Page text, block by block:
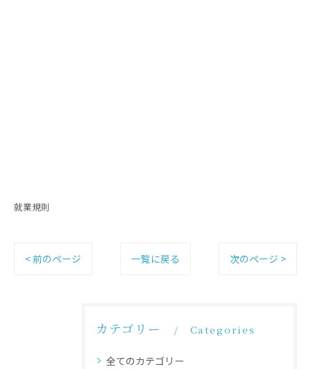
就業規則
< 前のページ 一覧に戻る 次のページ >
カテゴリー Categories
全てのカテゴリー